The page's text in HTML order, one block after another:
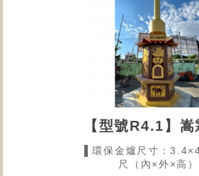
▌環保金爐尺寸：
尺（內×外×高）